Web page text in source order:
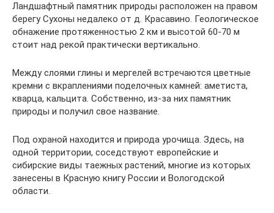
Ландшафтный памятник природы расположен на правом
берегу Сухоны недалеко от д. Красавино. Геологическое
обнажение протяженностью 2 км и высотой 60-70 м
стоит над рекой практически вертикально.
Между слоями глины и мергелей встречаются цветные
кремни с вкраплениями поделочных камней: аметиста,
кварца, кальцита. Собственно, из-за них памятник
природы и получил свое название.
Под охраной находится и природа урочища. Здесь, на
одной территории, соседствуют европейские и
сибирские виды таежных растений, многие из которых
занесены в Красную книгу России и Вологодской
области.